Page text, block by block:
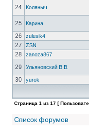
24
Коляныч
25
Карина
26
zulusik4
27
ZSN
28
zanoza867
29
Ульяновский В.В.
30
yurok
Страница 1 из 17 [
Список форумов